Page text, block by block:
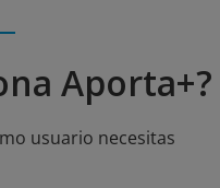
Aporta+?
usuario necesitas